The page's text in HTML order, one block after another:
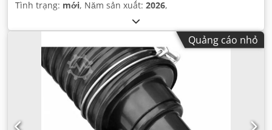
Tình trạng: mới, Năm sản xuất: 2026,
Quảng cáo nhỏ